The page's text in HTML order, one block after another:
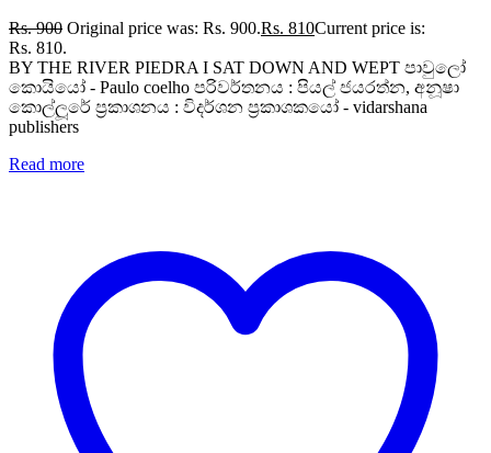
Rs.900 Original price was: Rs. 900.Rs. 810Current price is:
Rs. 810.
BY THE RIVER PIEDRA I SAT DOWN AND WEPT පාවුලෝ
කොයියෝ - Paulo coelho පරිවර්තනය : පියල් ජයරත්න, අනූෂා
කොල්ලූරේ ප්‍රකාශනය : විදර්ශන ප්‍රකාශකයෝ - vidarshana
publishers
Read more